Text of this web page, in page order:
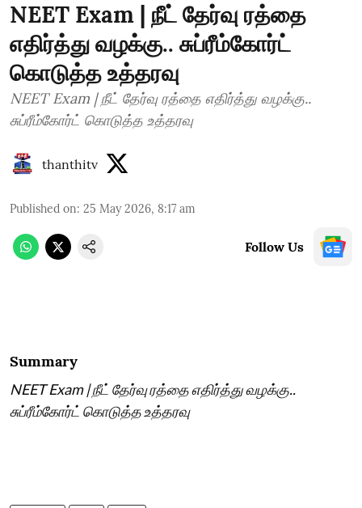
NEET Exam | நீட் தேர்வு ரத்தை
எதிர்த்து வழக்கு.. சுப்ரீம்கோர்ட்
கொடுத்த உத்தரவு
NEET Exam | நீட் தேர்வு ரத்தை எதிர்த்து வழக்கு..
சுப்ரீம்கோர்ட் கொடுத்த உத்தரவு
thanthitv
Published on: 25 May 2026, 8:17 am
Follow Us
Summary
NEET Exam | நீட் தேர்வு ரத்தை எதிர்த்து வழக்கு..
சுப்ரீம்கோர்ட் கொடுத்த உத்தரவு